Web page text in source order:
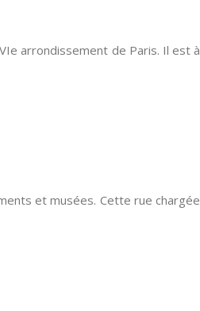
arrondissement de Paris. Il est à
et musées. Cette rue chargée